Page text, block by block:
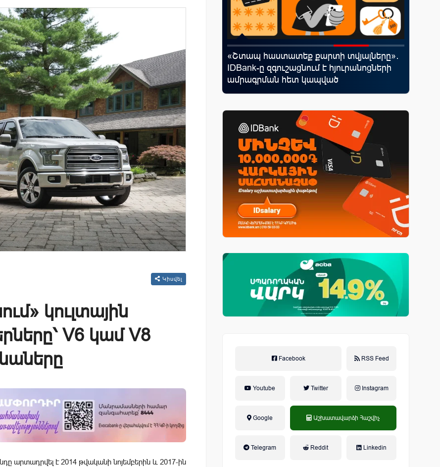
Կիսվել
կուլտային
V6 կամ V8
արտադրվել է 2014 թվականի նոյեմբերին և 2017-ին
«Սմայլ Սվիթ»-ի զարգացման
ճանապարհը՝ Կոնվերս Բանկի
գործընկերությամբ
«Շտապ հաստատեք քարտի տվյալները»․
IDBank-ը զգուշացնում է հյուրանոցների
ամրագրման հետ կապված
զեղծարարությունների մասին
Facebook RSS Feed
Youtube Twitter Instagram
Google Աշխատավարձի Հաշվիչ
Telegram Reddit Linkedin